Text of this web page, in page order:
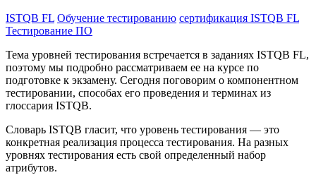
ISTQB FL Обучение тестированию сертификация ISTQB FL
Тестирование ПО
Тема уровней тестирования встречается в заданиях ISTQB FL,
поэтому мы подробно рассматриваем ее на курсе по
подготовке к экзамену. Сегодня поговорим о компонентном
тестировании, способах его проведения и терминах из
глоссария ISTQB.
Словарь ISTQB гласит, что уровень тестирования — это
конкретная реализация процесса тестирования. На разных
уровнях тестирования есть свой определенный набор
атрибутов.